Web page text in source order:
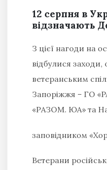
12 серпня в
відзначають
З цієї нагоди на
відбулися заходи,
ветеранським
Запоріжжя – ГО
«РАЗОМ. ЮА» та
заповідником
Ветерани